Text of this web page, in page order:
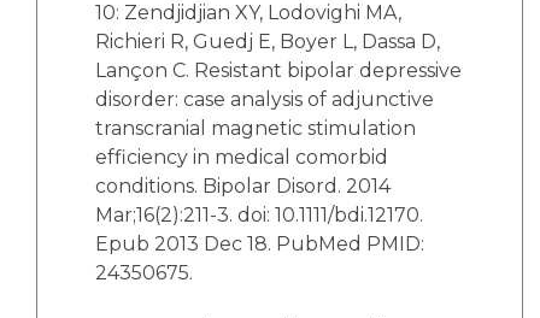
10: Zendjidjian XY, Lodovighi MA,
Richieri R, Guedj E, Boyer L, Dassa D,
Lançon C. Resistant bipolar depressive
disorder: case analysis of adjunctive
transcranial magnetic stimulation
efficiency in medical comorbid
conditions. Bipolar Disord. 2014
Mar;16(2):211-3. doi: 10.1111/bdi.12170.
Epub 2013 Dec 18. PubMed PMID:
24350675.